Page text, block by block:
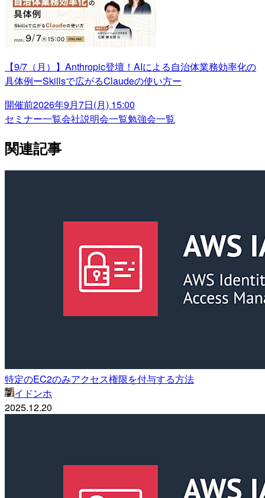
【9/7（月）】Anthropic登壇！AIによる自治体業務効率化の
具体例ーSkillsで広がるClaudeの使い方ー
開催前2026年9月7日(月) 15:00
セミナー一覧会社説明会一覧勉強会一覧
関連記事
特定のEC2のみアクセス権限を付与する方法
イドンホ
2025.12.20